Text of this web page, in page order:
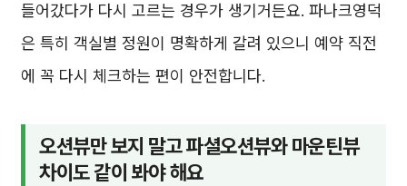
들어갔다가 다시 고르는 경우가 생기거든요. 파나크영덕
은 특히 객실별 정원이 명확하게 갈려 있으니 예약 직전
에 꼭 다시 체크하는 편이 안전합니다.
오션뷰만 보지 말고 파셜오션뷰와 마운틴뷰
차이도 같이 봐야 해요